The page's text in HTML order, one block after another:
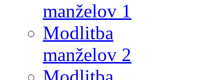
manželov 1
Modlitba
manželov 2